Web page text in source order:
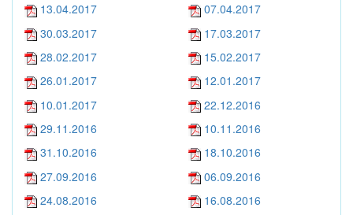
13.04.2017
07.04.2017
30.03.2017
17.03.2017
28.02.2017
15.02.2017
26.01.2017
12.01.2017
10.01.2017
22.12.2016
29.11.2016
10.11.2016
31.10.2016
18.10.2016
27.09.2016
06.09.2016
24.08.2016
16.08.2016